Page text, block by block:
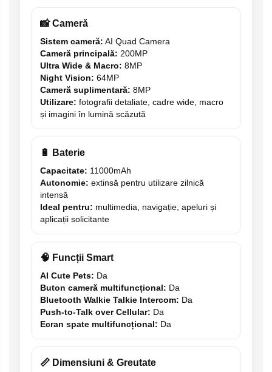
📸 Cameră
Sistem cameră: AI Quad Camera
Cameră principală: 200MP
Ultra Wide & Macro: 8MP
Night Vision: 64MP
Cameră suplimentară: 8MP
Utilizare: fotografii detaliate, cadre wide, macro
și imagini în lumină scăzută
🔋 Baterie
Capacitate: 11000mAh
Autonomie: extinsă pentru utilizare zilnică
intensă
Ideal pentru: multimedia, navigație, apeluri și
aplicații solicitante
🧠 Funcții Smart
AI Cute Pets: Da
Buton cameră multifuncțional: Da
Bluetooth Walkie Talkie Intercom: Da
Push-to-Talk over Cellular: Da
Ecran spate multifuncțional: Da
📏 Dimensiuni & Greutate